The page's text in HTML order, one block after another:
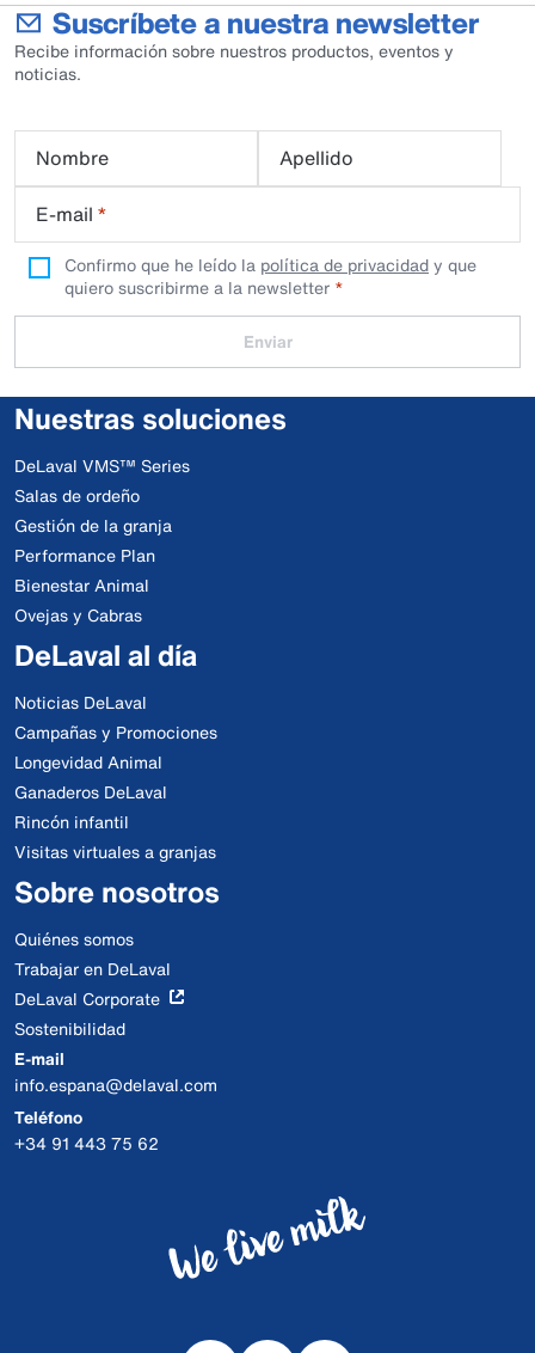
Suscríbete a nuestra newsletter
Recibe información sobre nuestros productos, eventos y
noticias.
Nombre
Apellido
E-mail *
Confirmo que he leído la política de privacidady que
quiero suscribirme a la newsletter
Enviar
Nuestras soluciones
DeLaval VMS™ Series
Salas de ordeño
Gestión de la granja
Performance Plan
Bienestar Animal
Ovejas y Cabras
DeLaval al día
Noticias DeLaval
Campañas y Promociones
Longevidad Animal
Ganaderos DeLaval
Rincón infantil
Visitas virtuales a granjas
Sobre nosotros
Quiénes somos
Trabajar en DeLaval
DeLaval Corporate
Sostenibilidad
E-mail
info.espana@delaval.com
Teléfono
+34 91 443 75 62